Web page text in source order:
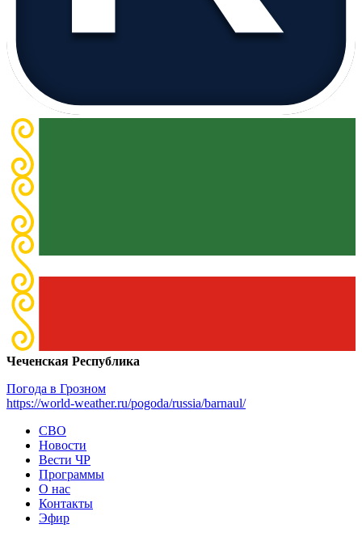
Чеченская Республика
Погода в Грозном
https://world-weather.ru/pogoda/russia/barnaul/
СВО
Новости
Вести ЧР
Программы
О нас
Контакты
Эфир